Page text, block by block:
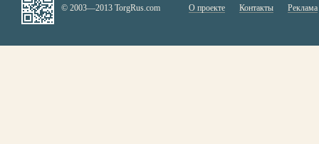
© 2003—2013 TorgRus.com О проекте Контакты Реклама